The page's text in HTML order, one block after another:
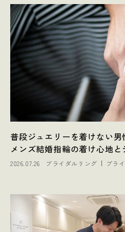
普段ジュエリーを着けない男
メンズ結婚指輪の着け心地
2026.07.26 ブライダルリング ブラ